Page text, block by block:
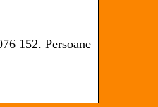
152. Persoane